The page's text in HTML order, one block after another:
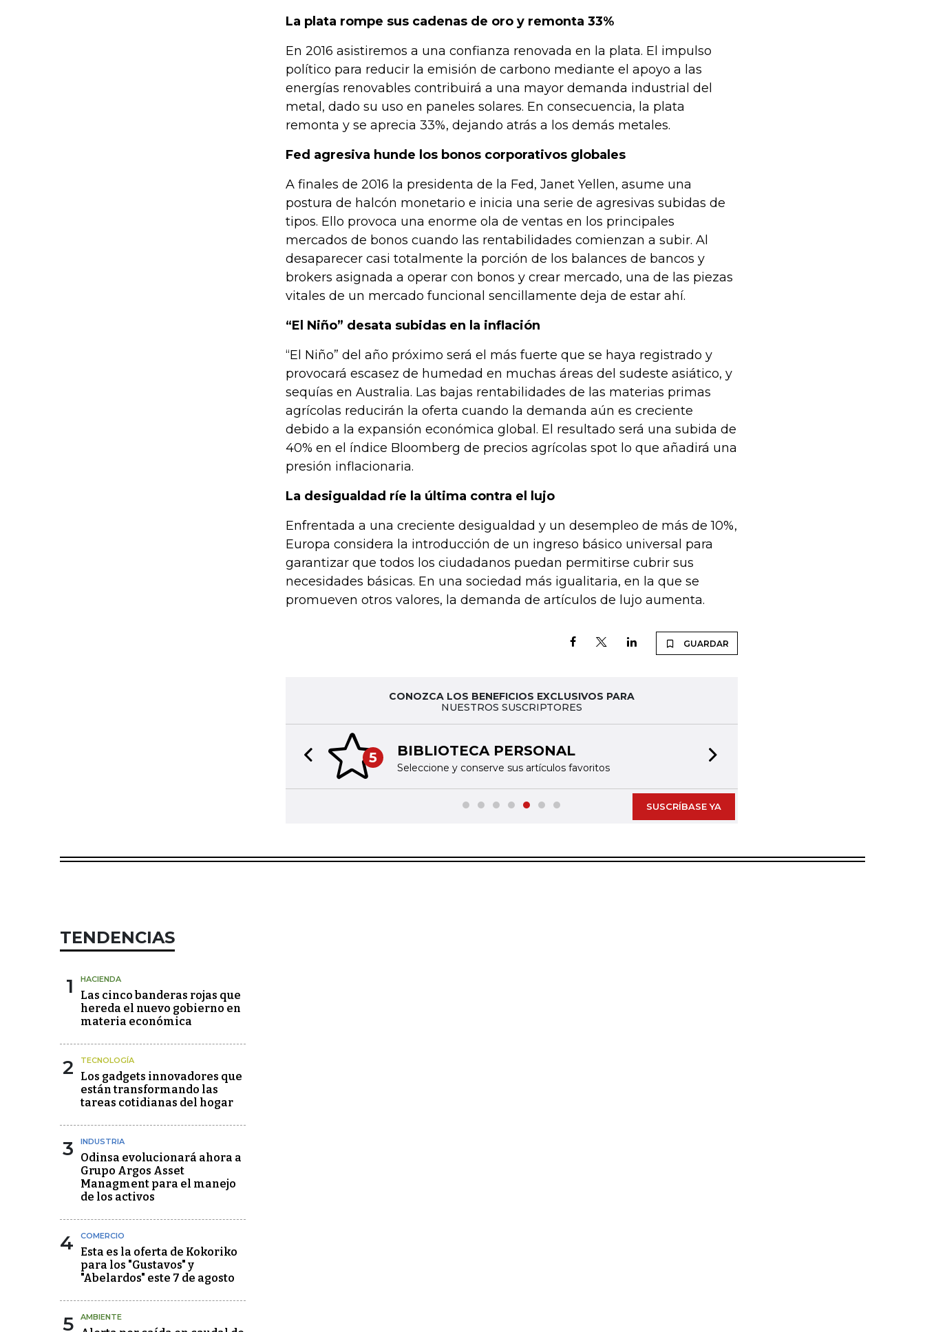
La plata rompe sus cadenas de oro y remonta 33%
En 2016 asistiremos a una confianza renovada en la plata. El impulso
político para reducir la emisión de carbono mediante el apoyo a las
energías renovables contribuirá a una mayor demanda industrial del
metal, dado su uso en paneles solares. En consecuencia, la plata
remonta y se aprecia 33%, dejando atrás a los demás metales.
Fed agresiva hunde los bonos corporativos globales
A finales de 2016 la presidenta de la Fed, Janet Yellen, asume una
postura de halcón monetario e inicia una serie de agresivas subidas de
tipos. Ello provoca una enorme ola de ventas en los principales
mercados de bonos cuando las rentabilidades comienzan a subir. Al
desaparecer casi totalmente la porción de los balances de bancos y
brokers asignada a operar con bonos y crear mercado, una de las piezas
vitales de un mercado funcional sencillamente deja de estar ahí.
“El Niño” desata subidas en la inflación
“El Niño” del año próximo será el más fuerte que se haya registrado y
provocará escasez de humedad en muchas áreas del sudeste asiático, y
sequías en Australia. Las bajas rentabilidades de las materias primas
agrícolas reducirán la oferta cuando la demanda aún es creciente
debido a la expansión económica global. El resultado será una subida de
40% en el índice Bloomberg de precios agrícolas spot lo que añadirá una
presión inflacionaria.
La desigualdad ríe la última contra el lujo
Enfrentada a una creciente desigualdad y un desempleo de más de 10%,
Europa considera la introducción de un ingreso básico universal para
garantizar que todos los ciudadanos puedan permitirse cubrir sus
necesidades básicas. En una sociedad más igualitaria, en la que se
promueven otros valores, la demanda de artículos de lujo aumenta.
GUARDAR
CONOZCA LOS BENEFICIOS EXCLUSIVOS PARA
NUESTROS SUSCRIPTORES
5 BIBLIOTECA PERSONAL
Seleccione y conserve sus artículos favoritos
Previous slide
SUSCRÍBASE YA
TENDENCIAS
1 HACIENDA
Las cinco banderas rojas que
hereda el nuevo gobierno en
materia económica
2 TECNOLOGÍA
Los gadgets innovadores que
están transformando las
tareas cotidianas del hogar
3 INDUSTRIA
Odinsa evolucionará ahora a
Grupo Argos Asset
Managment para el manejo
de los activos
4 COMERCIO
Esta es la oferta de Kokoriko
para los "Gustavos" y
"Abelardos" este 7 de agosto
5 AMBIENTE